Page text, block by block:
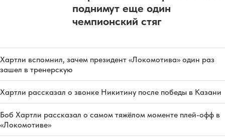
поднимут еще один
чемпионский стяг
Хартли вспомнил, зачем президент «Локомотива» один раз
зашел в тренерскую
Хартли рассказал о звонке Никитину после победы в Казани
Боб Хартли рассказал о самом тяжёлом моменте плей-офф в
«Локомотиве»